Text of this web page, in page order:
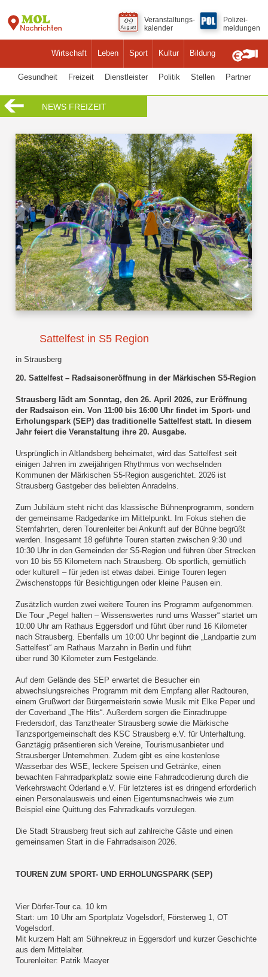
Wirtschaft Leben Sport Kultur Bildung
Veranstaltungs-
kalender
Polizei-
meldungen
Gesundheit Freizeit Dienstleister Politik Stellen Partner
NEWS FREIZEIT
Sattelfest in S5 Region
in Strausberg
20. Sattelfest – Radsaisoneröffnung in der Märkischen S5-Region
Strausberg lädt am Sonntag, den 26. April 2026, zur Eröffnung
der Radsaison ein. Von 11:00 bis 16:00 Uhr findet im Sport- und
Erholungspark (SEP) das traditionelle Sattelfest statt. In diesem
Jahr feiert die Veranstaltung ihre 20. Ausgabe.
Ursprünglich in Altlandsberg beheimatet, wird das Sattelfest seit
einigen Jahren im zweijährigen Rhythmus von wechselnden
Kommunen der Märkischen S5-Region ausgerichtet. 2026 ist
Strausberg Gastgeber des beliebten Anradelns.
Zum Jubiläum steht nicht das klassische Bühnenprogramm, sondern
der gemeinsame Radgedanke im Mittelpunkt. Im Fokus stehen die
Sternfahrten, deren Tourenleiter bei Ankunft auf der Bühne begrüßt
werden. Insgesamt 18 geführte Touren starten zwischen 9:30 und
10:30 Uhr in den Gemeinden der S5-Region und führen über Strecken
von 10 bis 55 Kilometern nach Strausberg. Ob sportlich, gemütlich
oder kulturell – für jeden ist etwas dabei. Einige Touren legen
Zwischenstopps für Besichtigungen oder kleine Pausen ein.
Zusätzlich wurden zwei weitere Touren ins Programm aufgenommen.
Die Tour „Pegel halten – Wissenswertes rund ums Wasser“ startet um
10:00 Uhr am Rathaus Eggersdorf und führt über rund 16 Kilometer
nach Strausberg. Ebenfalls um 10:00 Uhr beginnt die „Landpartie zum
Sattelfest“ am Rathaus Marzahn in Berlin und führt
über rund 30 Kilometer zum Festgelände.
Auf dem Gelände des SEP erwartet die Besucher ein
abwechslungsreiches Programm mit dem Empfang aller Radtouren,
einem Grußwort der Bürgermeisterin sowie Musik mit Elke Peper und
der Coverband „The Hits“. Außerdem sorgen die Einradtruppe
Fredersdorf, das Tanztheater Strausberg sowie die Märkische
Tanzsportgemeinschaft des KSC Strausberg e.V. für Unterhaltung.
Ganztägig präsentieren sich Vereine, Tourismusanbieter und
Strausberger Unternehmen. Zudem gibt es eine kostenlose
Wasserbar des WSE, leckere Speisen und Getränke, einen
bewachten Fahrradparkplatz sowie eine Fahrradcodierung durch die
Verkehrswacht Oderland e.V. Für letzteres ist es dringend erforderlich
einen Personalausweis und einen Eigentumsnachweis wie zum
Beispiel eine Quittung des Fahrradkaufs vorzulegen.
Die Stadt Strausberg freut sich auf zahlreiche Gäste und einen
gemeinsamen Start in die Fahrradsaison 2026.
TOUREN ZUM SPORT- UND ERHOLUNGSPARK (SEP)
Vier Dörfer-Tour ca. 10 km
Start: um 10 Uhr am Sportplatz Vogelsdorf, Försterweg 1, OT
Vogelsdorf.
Mit kurzem Halt am Sühnekreuz in Eggersdorf und kurzer Geschichte
aus dem Mittelalter.
Tourenleiter: Patrik Maeyer